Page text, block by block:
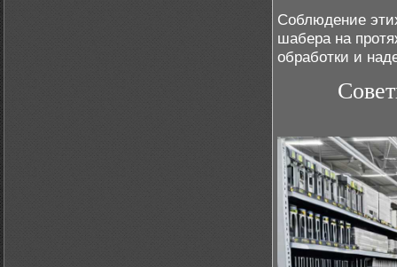
Соблюдение
шабера на
обработки и